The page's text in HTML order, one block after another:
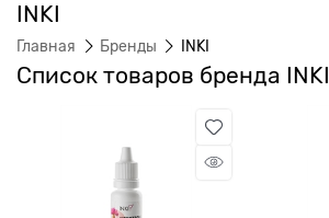
INKI
Главная Бренды INKI
Список товаров бренда INKI